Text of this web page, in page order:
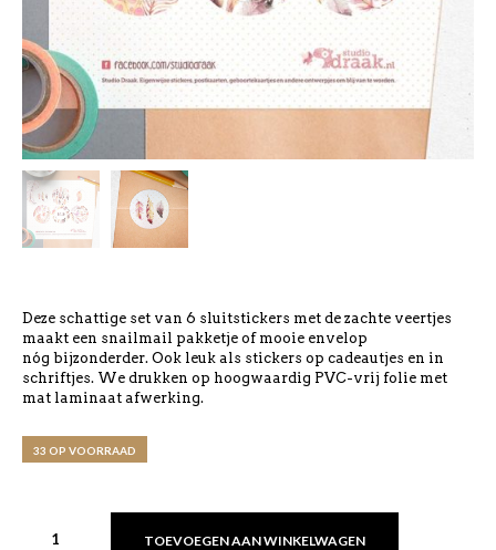
Deze schattige set van 6 sluitstickers met de zachte veertjes
maakt een snailmail pakketje of mooie envelop
nóg bijzonderder. Ook leuk als stickers op cadeautjes en in
schriftjes. We drukken op hoogwaardig PVC-vrij folie met
mat laminaat afwerking.
33 OP VOORRAAD
TOEVOEGEN AAN WINKELWAGEN